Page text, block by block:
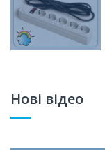
Нові відео